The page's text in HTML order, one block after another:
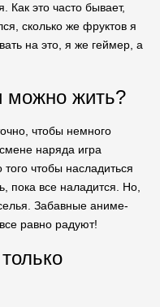
Как это часто бывает,
сколько же фруктов я
на это, я же геймер, а
можно жить?
чтобы немного
наряда игра
чтобы насладиться
пока все наладится. Но,
Забавные аниме-
равно радуют!